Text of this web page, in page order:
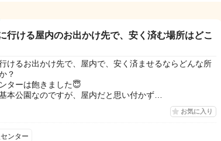
行ける屋内のお出かけ先で、安く済む場所はどこ
けるお出かけ先で、屋内で、安く済ませるならどんな所
？
ターは飽きました😇
本公園なのですが、屋内だと思い付かず…
お気に入り
ンター